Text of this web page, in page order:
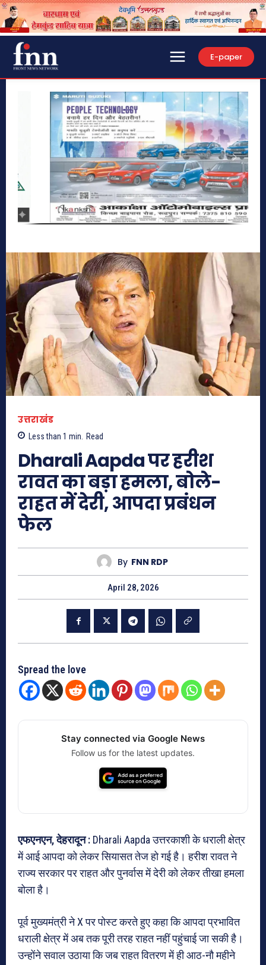
E-paper
उत्तराखंड
Less than 1 min. Read
Dharali Aapda पर हरीश
रावत का बड़ा हमला, बोले-
राहत में देरी, आपदा प्रबंधन
फेल
By FNN RDP
April 28, 2026
Spread the love
Stay connected via Google News
Follow us for the latest updates.
एफएनएन, देहरादून : Dharali Aapda उत्तरकाशी के धराली क्षेत्र
में आई आपदा को लेकर सियासत तेज हो गई है।हरीश रावतने
राज्य सरकार पर राहत और पुनर्वास में देरी को लेकर तीखा हमला
बोला है।
पूर्व मुख्यमंत्री नेXपर पोस्ट करते हुए कहा कि आपदा प्रभावित
धराली क्षेत्र में अब तक पूरी तरह राहत नहीं पहुंचाई जा सकी है।
उन्होंने सवाल उठाया कि जब राहत वितरण में ही आठ-नौ महीने